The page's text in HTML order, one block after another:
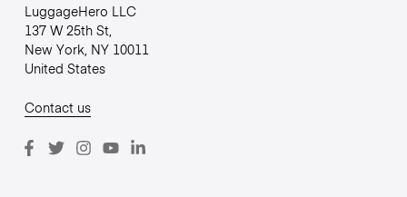
LuggageHero LLC
137 W 25th St,
New York, NY 10011
United States
Contact us